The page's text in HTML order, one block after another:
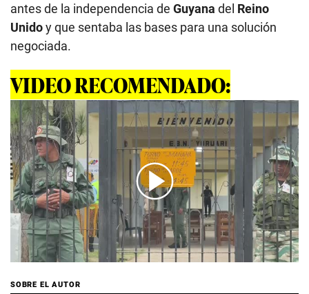
antes de la independencia de Guyana del Reino
Unidoy que sentaba las bases para una solución
negociada.
VIDEO RECOMENDADO:
00:00/01:44
SOBRE EL AUTOR